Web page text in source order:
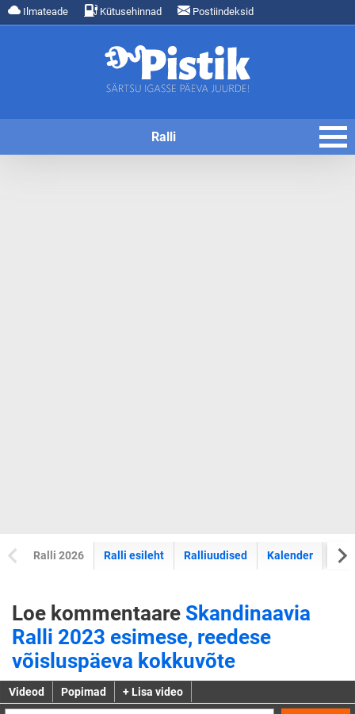
Ilmateade Kütusehinnad Postiindeksid
Ralli
Ralli 2026 Ralli esileht Ralliuudised Kalender
Loe kommentaare Skandinaavia
Ralli 2023 esimese, reedese
võisluspäeva kokkuvõte
Videod Popimad + Lisa video